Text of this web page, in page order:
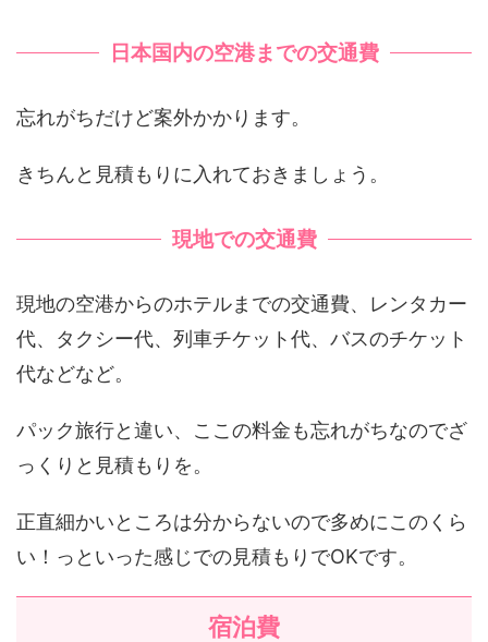
日本国内の空港までの交通費
忘れがちだけど案外かかります。
きちんと見積もりに入れておきましょう。
現地での交通費
現地の空港からのホテルまでの交通費、レンタカー
代、タクシー代、列車チケット代、バスのチケット
代などなど。
パック旅行と違い、ここの料金も忘れがちなのでざ
っくりと見積もりを。
正直細かいところは分からないので多めにこのくら
い！っといった感じでの見積もりでOKです。
宿泊費